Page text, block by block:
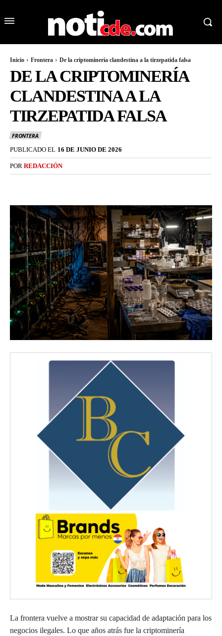
Inicio Frontera De la criptominería clandestina a la tirzepatida falsa
DE LA CRIPTOMINERÍA
CLANDESTINA A LA
TIRZEPATIDA FALSA
FRONTERA
PUBLICADO EL 16 DE JUNIO DE 2026
POR REDACCIÓN
La frontera vuelve a mostrar su capacidad de adaptación para los
negocios ilegales. Lo que años atrás fue la criptominería